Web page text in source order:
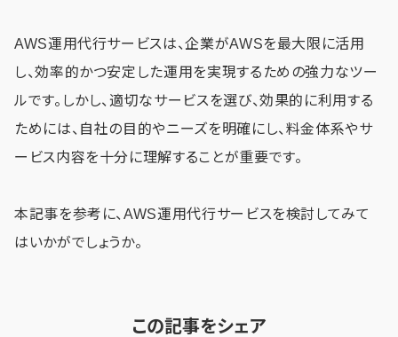
AWS運用代行サービスは、企業がAWSを最大限に活用
し、効率的かつ安定した運用を実現するための強力なツー
ルです。しかし、適切なサービスを選び、効果的に利用する
ためには、自社の目的やニーズを明確にし、料金体系やサ
ービス内容を十分に理解することが重要です。
本記事を参考に、AWS運用代行サービスを検討してみて
はいかがでしょうか。
この記事をシェア